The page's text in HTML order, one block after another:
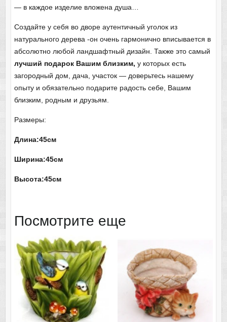
— в каждое изделие вложена душа…
Создайте у себя во дворе аутентичный уголок из
натурального дерева -он очень гармонично вписывается в
абсолютно любой ландшафтный дизайн. Также это самый
лучший подарок Вашим близким, у которых есть
загородный дом, дача, участок — доверьтесь нашему
опыту и обязательно подарите радость себе, Вашим
близким, родным и друзьям.
Размеры:
Длина:45см
Ширина:45см
Высота:45см
Посмотрите еще